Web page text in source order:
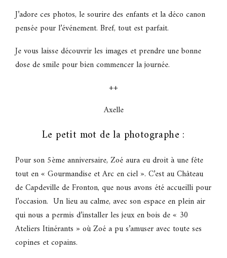
J’adore ces photos, le sourire des enfants et la déco canon
pensée pour l’événement. Bref, tout est parfait.
Je vous laisse découvrir les images et prendre une bonne
dose de smile pour bien commencer la journée.
++
Axelle
Le petit mot de la photographe :
Pour son 5ème anniversaire, Zoé aura eu droit à une fête
tout en « Gourmandise et Arc en ciel ». C’est au Château
de Capdeville de Fronton, que nous avons été accueilli pour
l’occasion. Un lieu au calme, avec son espace en plein air
qui nous a permis d’installer les jeux en bois de « 30
Ateliers Itinérants » où Zoé a pu s’amuser avec toute ses
copines et copains.